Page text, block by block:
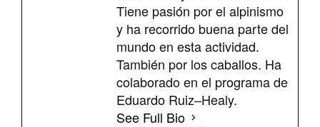
Tiene pasión por el alpinismo
y ha recorrido buena parte del
mundo en esta actividad.
También por los caballos. Ha
colaborado en el programa de
Eduardo Ruiz–Healy.
See Full Bio